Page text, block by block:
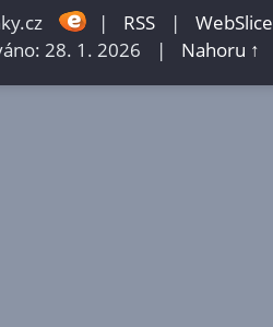
| RSS |
WebSlice
28. 1. 2026
| Nahoru ↑